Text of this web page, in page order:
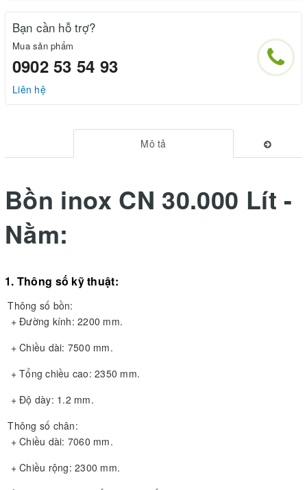
Bạn cần hỗ trợ?
Mua sản phẩm
0902 53 54 93
Liên hệ
Mô tả
Bồn inox CN 30.000 Lít -
Nằm:
1. Thông số kỹ thuật:
Thông số bồn:
+ Đường kính: 2200 mm.
+ Chiều dài: 7500 mm.
+ Tổng chiều cao: 2350 mm.
+ Độ dày: 1.2 mm.
Thông số chân:
+ Chiều dài: 7060 mm.
+ Chiều rộng: 2300 mm.